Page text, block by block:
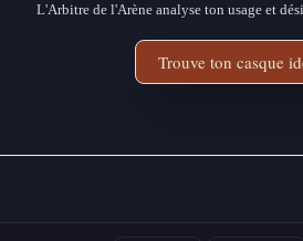
L'Arbitre de l'Arène analyse ton usage et
Trouve ton casque